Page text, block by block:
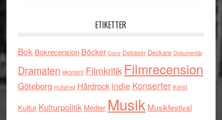
ETIKETTER
Bok Bokrecension Böcker Dans Debaser Deckare Dokumentär
Dramaten ekonomi Filmkritik Filmrecension
Göteborg Hultsfred Hårdrock indie Konserter Konst
Kultur Kulturpolitik Medier Musik Musikfestival